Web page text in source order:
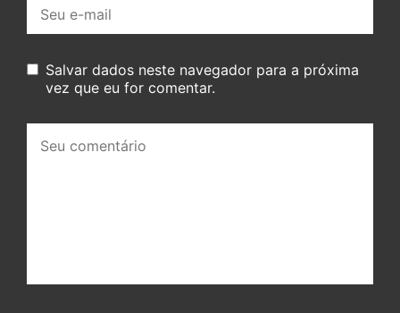
mail:
Salvar dados neste navegador para a próxima
vez que eu for comentar.
comentário: